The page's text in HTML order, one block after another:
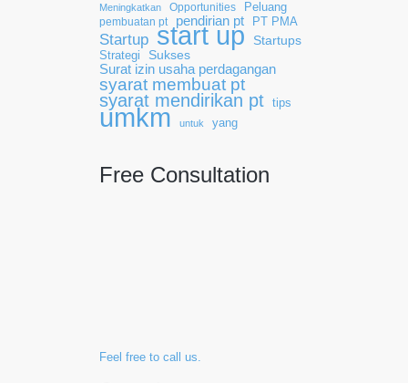
Meningkatkan Opportunities Peluang
pembuatan pt pendirian pt PT PMA
Startup start up Startups
Strategi
Sukses
Surat izin usaha perdagangan
syarat membuat pt
syarat mendirikan pt tips
umkm untuk yang
Free Consultation
Feel free to call us.